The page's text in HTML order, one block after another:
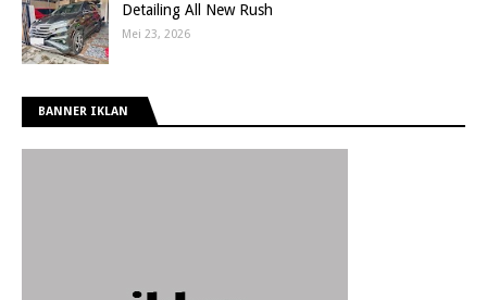
Detailing All New Rush
Mei 23, 2026
BANNER IKLAN